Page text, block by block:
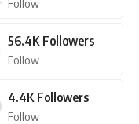
Follow
56.4K Followers
Follow
4.4K Followers
Follow